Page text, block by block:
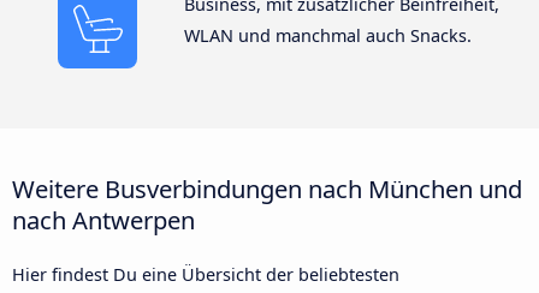
WLAN und manchmal auch Snacks.
Weitere Busverbindungen nach München und
nach Antwerpen
Hier findest Du eine Übersicht der beliebtesten